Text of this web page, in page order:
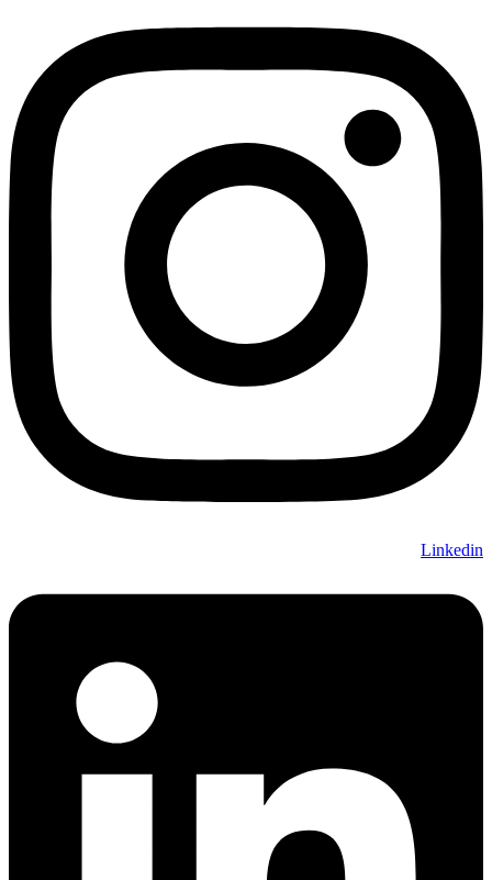
Linkedin